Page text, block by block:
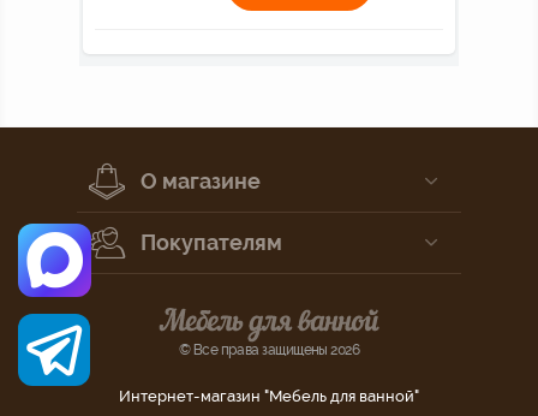
О магазине
Покупателям
© Все права защищены 2026
Интернет-магазин "Мебель для ванной"